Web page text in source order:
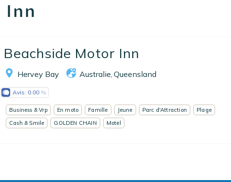
Ecrivez-nous
Inn
Beachside Motor Inn
Hervey Bay Australie Queensland
Avis: 0.00
Business & Vrp En moto Famille Jeune Parc d'Attraction
Plage
Cash & Smile
GOLDEN CHAIN Motel